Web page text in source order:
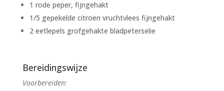
1 rode peper, fijngehakt
1/5 gepekelde citroen vruchtvlees fijngehakt
2 eetlepels grofgehakte bladpeterselie
Bereidingswijze
Voorbereiden: